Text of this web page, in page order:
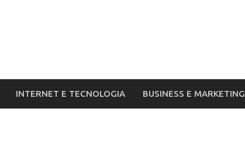
INTERNET E TECNOLOGIA BUSINESS E MARKETING